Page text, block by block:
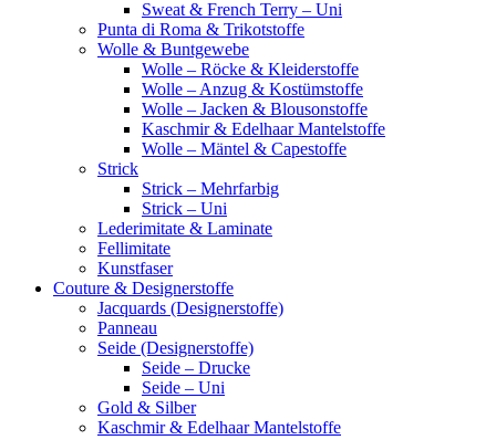
Sweat & French Terry – Uni
Punta di Roma & Trikotstoffe
Wolle & Buntgewebe
Wolle – Röcke & Kleiderstoffe
Wolle – Anzug & Kostümstoffe
Wolle – Jacken & Blousonstoffe
Kaschmir & Edelhaar Mantelstoffe
Wolle – Mäntel & Capestoffe
Strick
Strick – Mehrfarbig
Strick – Uni
Lederimitate & Laminate
Fellimitate
Kunstfaser
Couture & Designerstoffe
Jacquards (Designerstoffe)
Panneau
Seide (Designerstoffe)
Seide – Drucke
Seide – Uni
Gold & Silber
Kaschmir & Edelhaar Mantelstoffe